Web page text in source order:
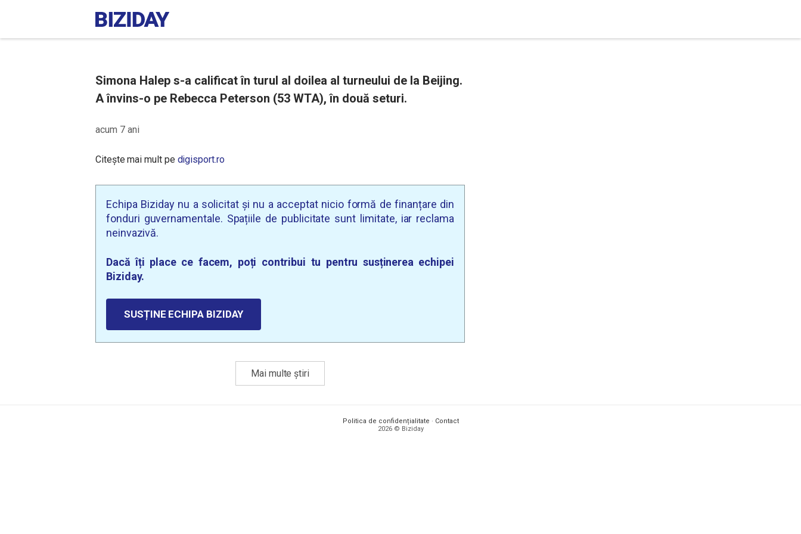
Simona Halep s-a calificat în turul al doilea al turneului de la Beijing.
A învins-o pe Rebecca Peterson (53 WTA), în două seturi.
acum 7 ani
Citește mai mult pe digisport.ro
Echipa Biziday nu a solicitat și nu a acceptat nicio formă de finanțare din
fonduri guvernamentale. Spațiile de publicitate sunt limitate, iar reclama
neinvazivă.
Dacă îți place ce facem, poți contribui tu pentru susținerea echipei
Biziday.
SUSȚINE ECHIPA BIZIDAY
Mai multe știri
Politica de confidențialitate · Contact
2026 © Biziday